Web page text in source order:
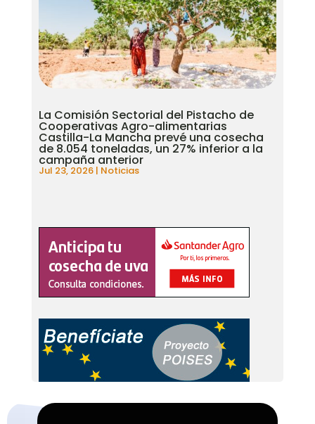
La Comisión Sectorial del Pistacho de
Cooperativas Agro-alimentarias
Castilla-La Mancha prevé una cosecha
de 8.054 toneladas, un 27% inferior a la
campaña anterior
Jul 23, 2026| Noticias